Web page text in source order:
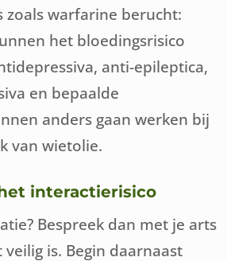
zoals warfarine berucht:
het bloedingsrisico
anti-epileptica,
en bepaalde
anders gaan werken bij
van wietolie.
interactierisico
Bespreek dan met je arts
is. Begin daarnaast